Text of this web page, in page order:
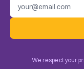
BoardGameGeek
Complexiteit
TaalWe respect your